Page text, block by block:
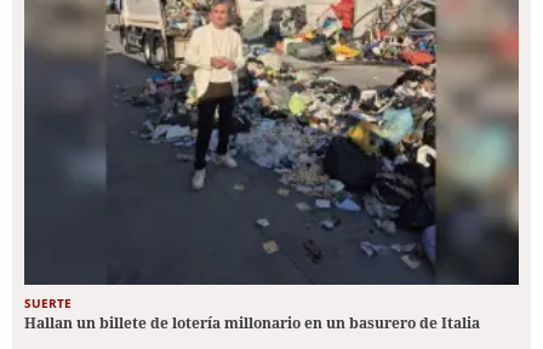
SUERTE
Hallan un billete de lotería millonario en un basurero de Italia